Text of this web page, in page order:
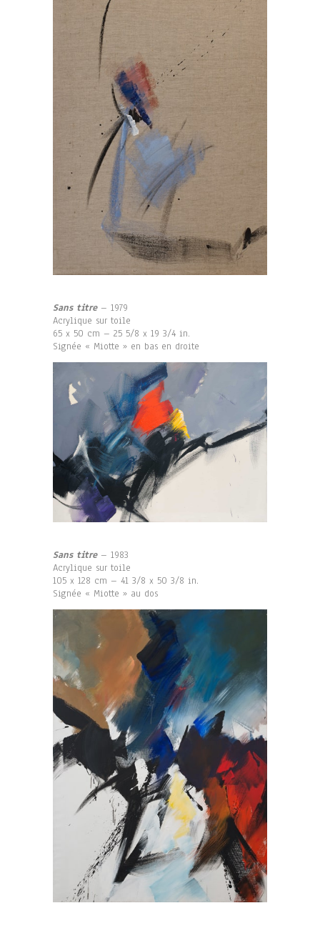
Sans titre– 1979
Acrylique sur toile
65 x 50 cm – 25 5/8 x 19 3/4 in.
Signée « Miotte » en bas en droite
Sans titre– 1983
Acrylique sur toile
105 x 128 cm – 41 3/8 x 50 3/8 in.
Signée « Miotte » au dos